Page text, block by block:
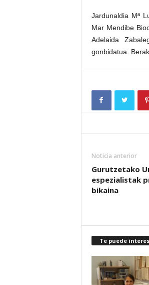
Jardunaldia Mª
Mar Mendibe
Adelaida
gonbidatua.
Noticia anterior
Gurutzetako
espezialistak
bikaina
Te puede